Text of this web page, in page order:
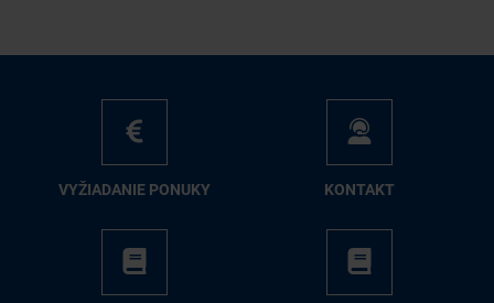
VY­ŽIA­DA­NIE PO­NU­KY KON­TAKT